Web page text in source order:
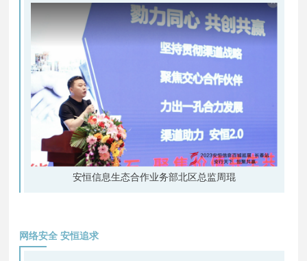
安恒信息生态合作业务部北区总监周琨
网络安全 安恒追求